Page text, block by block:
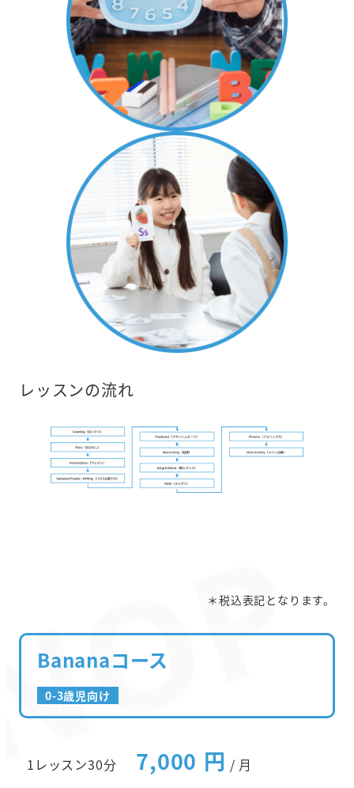
レッスンの流れ
＊税込表記となります。
Bananaコース
0-3歳児向け
1レッスン30分 7,000 円 / 月